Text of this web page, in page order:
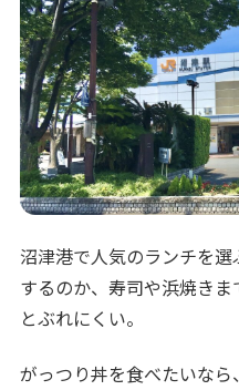
沼津港で人気のランチを
するのか、寿司や浜焼き
とぶれにくい。
がっつり丼を食べたいな